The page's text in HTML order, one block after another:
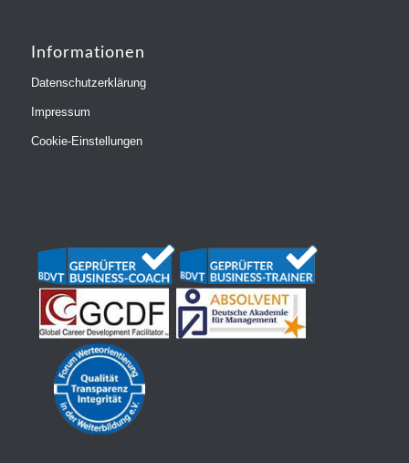
Informationen
Datenschutzerklärung
Impressum
Cookie-Einstellungen